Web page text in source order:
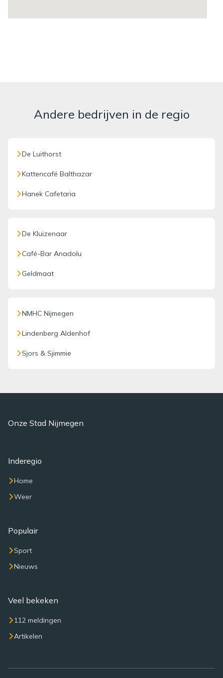
Andere bedrijven in de regio
De Luithorst
Kattencafé Balthazar
Hanek Cafetaria
De Kluizenaar
Café-Bar Anadolu
Geldmaat
NMHC Nijmegen
Lindenberg Aldenhof
Sjors & Sjimmie
Onze Stad Nijmegen
Inderegio
Home
Weer
Populair
Sport
Nieuws
Veel bekeken
112 meldingen
Artikelen